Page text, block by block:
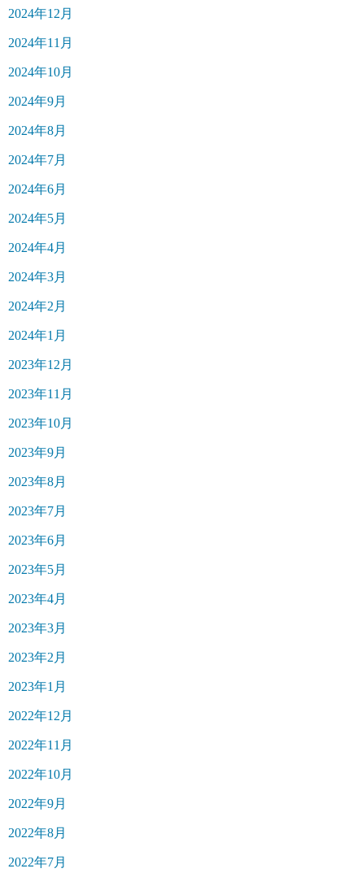
2024年12月
2024年11月
2024年10月
2024年9月
2024年8月
2024年7月
2024年6月
2024年5月
2024年4月
2024年3月
2024年2月
2024年1月
2023年12月
2023年11月
2023年10月
2023年9月
2023年8月
2023年7月
2023年6月
2023年5月
2023年4月
2023年3月
2023年2月
2023年1月
2022年12月
2022年11月
2022年10月
2022年9月
2022年8月
2022年7月